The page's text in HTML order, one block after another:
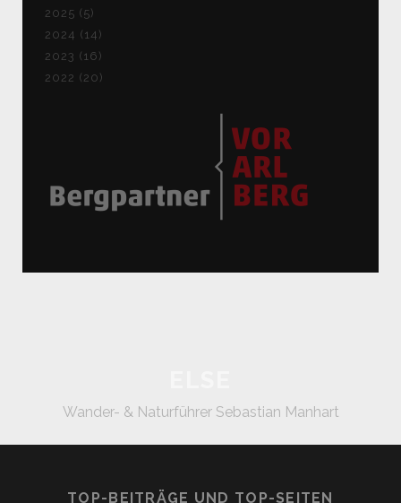
2025 (5)
2024 (14)
2023 (16)
2022 (20)
Wander- & Naturführer Sebastian Manhart
TOP-BEITRÄGE UND TOP-SEITEN